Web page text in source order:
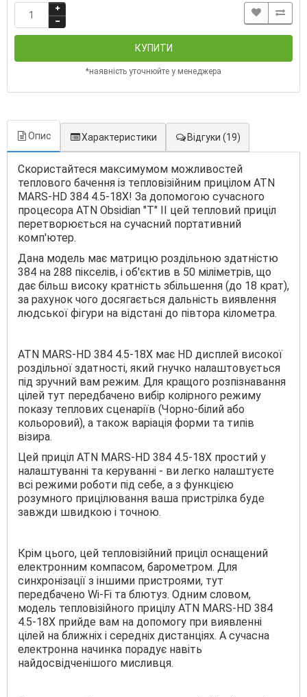
КУПИТИ
*наявність уточнюйте у менеджера
Опис Характеристики Відгуки (19)
Скористайтеся максимумом можливостей
теплового бачення із тепловізійним прицілом ATN
MARS-HD 384 4.5-18X! За допомогою сучасного
процесора ATN Obsidian "T" II цей тепловий приціл
перетворюється на сучасний портативний
комп'ютер.
Дана модель має матрицю роздільною здатністю
384 на 288 пікселів, і об'єктив в 50 міліметрів, що
дає більш високу кратність збільшення (до 18 крат),
за рахунок чого досягається дальність виявлення
людської фігури на відстані до півтора кілометра.
ATN MARS-HD 384 4.5-18X має HD дисплей високої
роздільної здатності, який гнучко налаштовується
під зручний вам режим. Для кращого розпізнавання
цілей тут передбачено вибір колірного режиму
показу теплових сценаріїв (Чорно-білий або
кольоровий), а також варіація форми та типів
візира.
Цей приціл ATN MARS-HD 384 4.5-18X простий у
налаштуванні та керуванні - ви легко налаштуєте
всі режими роботи під себе, а з функцією
розумного прицілювання ваша пристрілка буде
завжди швидкою і точною.
Крім цього, цей тепловізійний приціл оснащений
електронним компасом, барометром. Для
синхронізації з іншими пристроями, тут
передбачено Wi-Fi та блютуз. Одним словом,
модель тепловізійного прицілу ATN MARS-HD 384
4.5-18X прийде вам на допомогу при виявленні
цілей на ближніх і середніх дистанціях. А сучасна
електронна начинка порадує навіть
найдосвідченішого мисливця.